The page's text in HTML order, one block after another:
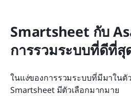
Smartsheet กับ
การรวมระบบที่ดีที่สุ
ในแง่ของการรวมระบบที่มีมาในตั
Smartsheet มีตัวเลือกมากมาย